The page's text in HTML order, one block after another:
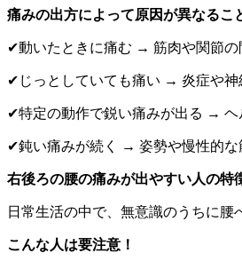
痛みの出方によって原因が異なるこ
✔動いたときに痛む → 筋肉や関節の
✔じっとしていても痛い → 炎症や神
✔特定の動作で鋭い痛みが出る → ヘ
✔鈍い痛みが続く → 姿勢や慢性的な
右後ろの腰の痛みが出やすい人の特
日常生活の中で、無意識のうちに腰
こんな人は要注意！